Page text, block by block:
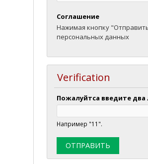
Соглашение
Нажимая кнопку
персональных данных
Verification
Пожалуйтса введите
Например "11".